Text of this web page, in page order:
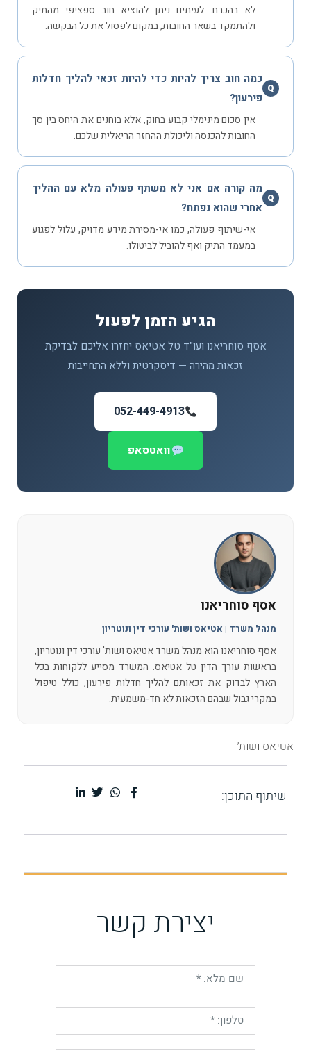
לא בהכרח. לעיתים ניתן להוציא חוב ספציפי מהתיק
ולהתמקד בשאר החובות, במקום לפסול את כל הבקשה.
Q
כמה חוב צריך להיות כדי להיות זכאי להליך חדלות
פירעון?
אין סכום מינימלי קבוע בחוק, אלא בוחנים את היחס בין סך
החובות להכנסה וליכולת ההחזר הריאלית שלכם.
Q
מה קורה אם אני לא משתף פעולה מלא עם ההליך
אחרי שהוא נפתח?
אי-שיתוף פעולה, כמו אי-מסירת מידע מדויק, עלול לפגוע
במעמד התיק ואף להוביל לביטולו.
הגיע הזמן לפעול
אסף סוחריאנו ועו"ד טל אטיאס יחזרו אליכם לבדיקת
זכאות מהירה — דיסקרטית וללא התחייבות
052-449-4913
וואטסאפ
אסף סוחריאנו
מנהל משרד | אטיאס ושות' עורכי דין ונוטריון
אסף סוחריאנו הוא מנהל משרד אטיאס ושות' עורכי דין ונוטריון,
בראשות עורך הדין טל אטיאס. המשרד מסייע ללקוחות בכל
הארץ לבדוק את זכאותם להליך חדלות פירעון, כולל טיפול
במקרי גבול שבהם הזכאות לא חד-משמעית.
אטיאס ושות׳
שיתוף התוכן:
יצירת קשר